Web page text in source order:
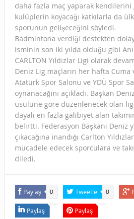
daha fazla maç yaparak
kulüplerin koyacağı katkılarla da
sporunun gelişeceğini söyledi.
Badmintona verdiği destekten
isminin son iki yılda olduğu gibi
CARLTON Yıldızlar Ligi olarak
Deniz Lig maçların her hafta
Atatürk Spor Salonu ve YDÜ Spor
oynanacağını açıkladı. Başkan
usulüne göre düzenlenecek olan
dayalı en fazla galibiyet alan
belirtti. Federasyon Başkanı Deniz
çıkacağına inandığı Carlton
mücadele edecek sporculara ve
diledi.
Paylaş 0 Tweetle 0
Paylaş Paylaş